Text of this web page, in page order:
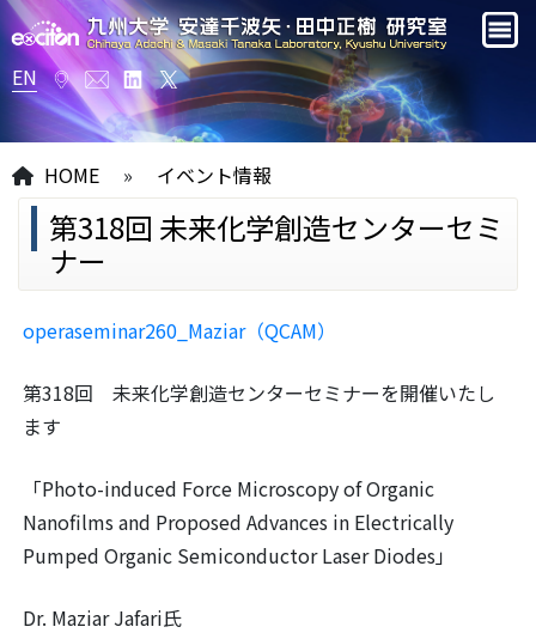
EN
HOME » イベント情報
第318回 未来化学創造センターセミ
ナー
operaseminar260_Maziar（QCAM）
第318回 未来化学創造センターセミナーを開催いたし
ます
「Photo-induced Force Microscopy of Organic
Nanofilms and Proposed Advances in Electrically
Pumped Organic Semiconductor Laser Diodes」
Dr. Maziar Jafari氏